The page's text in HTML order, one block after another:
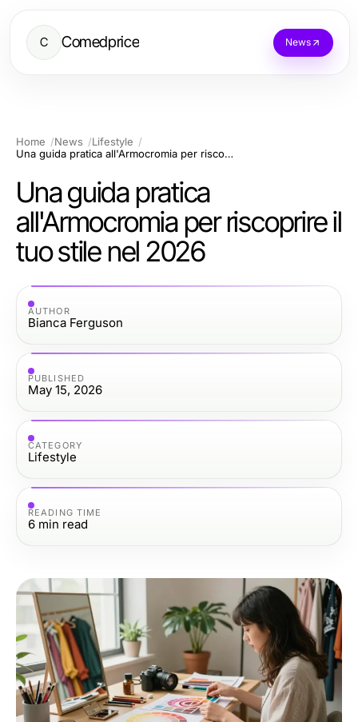
C Comedprice News
Home News
Lifestyle
Una guida pratica all'Armocromia per riscoprire il tuo stile nel 2026
Una guida pratica
all'Armocromia per riscoprire il
tuo stile nel 2026
AUTHOR
Bianca Ferguson
PUBLISHED
May 15, 2026
CATEGORY
Lifestyle
READING TIME
6 min read